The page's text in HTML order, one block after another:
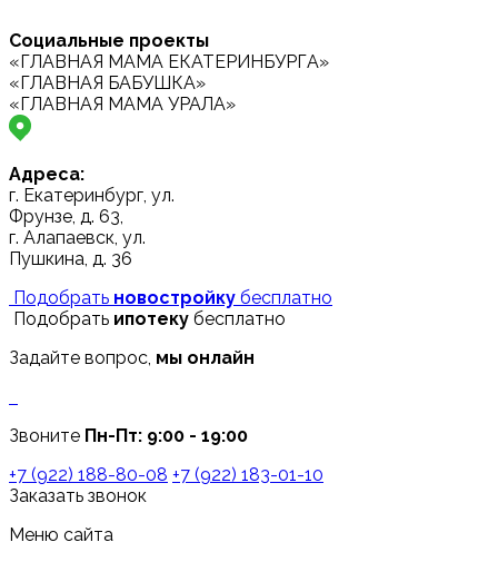
Социальные проекты
«ГЛАВНАЯ МАМА ЕКАТЕРИНБУРГА»
«ГЛАВНАЯ БАБУШКА»
«ГЛАВНАЯ МАМА УРАЛА»
Адреса:
г. Екатеринбург, ул.
Фрунзе, д. 63,
г. Алапаевск, ул.
Пушкина, д. 36
Подобрать новостройку бесплатно
Подобрать ипотеку бесплатно
Задайте вопрос, мы онлайн
Звоните Пн-Пт: 9:00 - 19:00
+7 (922) 188-80-08 +7 (922) 183-01-10
Заказать звонок
Меню сайта